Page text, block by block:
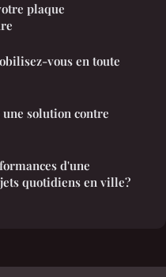
plaque
vous en toute
solution contre
d'une
quotidiens en ville?